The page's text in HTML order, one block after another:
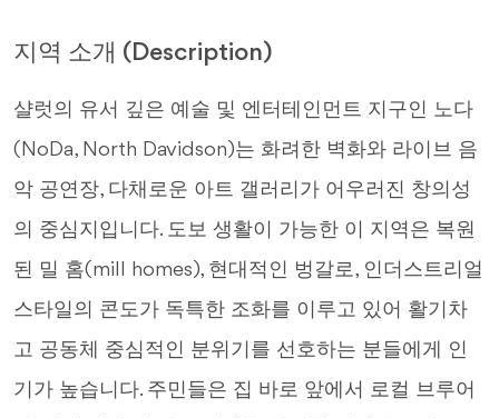
지역 소개 (Description)
샬럿의 유서 깊은 예술 및 엔터테인먼트 지구인 노다
(NoDa, North Davidson)는 화려한 벽화와 라이브 음
악 공연장, 다채로운 아트 갤러리가 어우러진 창의성
의 중심지입니다. 도보 생활이 가능한 이 지역은 복원
된 밀 홈(mill homes), 현대적인 벙갈로, 인더스트리얼
스타일의 콘도가 독특한 조화를 이루고 있어 활기차
고 공동체 중심적인 분위기를 선호하는 분들에게 인
기가 높습니다. 주민들은 집 바로 앞에서 로컬 브루어